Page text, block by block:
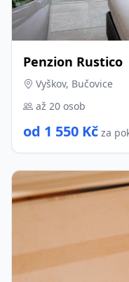
Penzion Rustico
Vyškov, Bučovice
až 20 osob
od 1 550 Kč za